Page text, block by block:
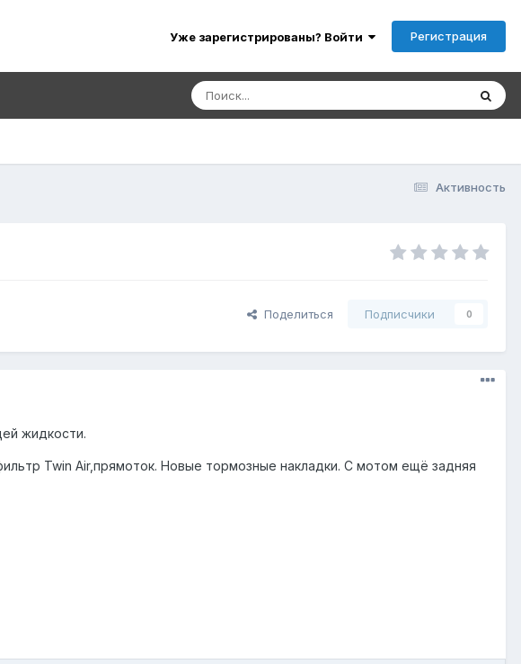
Уже зарегистрированы? Войти Регистрация
Активность
Поделиться Подписчики 0
жидкости.
Twin Air,прямоток. Новые тормозные накладки. С мотом ещё задняя